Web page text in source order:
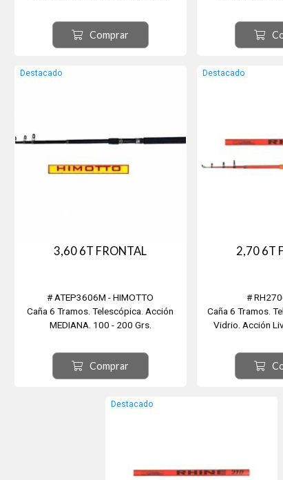
Comprar
Destacado
3,60 6T FRONTAL
# ATEP3606M - HIMOTTO
Caña 6 Tramos. Telescópica. Acción
MEDIANA. 100 - 200 Grs.
Comprar
Destacado
2,70 6T
#
Caña 6 Tramos.
Vidrio. Acción
Destacado